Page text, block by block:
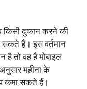
दुकान करने की
हैं। इस वर्तमान
है तो वह है मोबाइल
महीना के
कमा सकते हैं।